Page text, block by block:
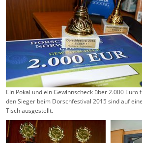
Ein Pokal und ein Gewinnscheck über 2.000 Euro
den Sieger beim Dorschfestival 2015 sind auf
Tisch ausgestellt.